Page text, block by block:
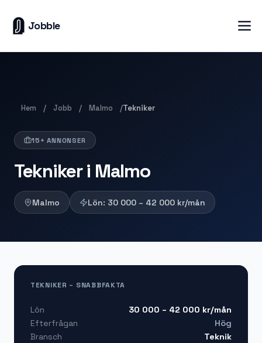
Jobble
Hem / Jobb / Malmo /Tekniker
15+ ANNONSER
Tekniker i Malmo
Malmo Lön: 30 000 – 42 000 kr/mån
TEKNIKER – SNABBFAKTA
Lön 30 000 – 42 000 kr/mån
Efterfrågan
Hög
Bransch
Teknik